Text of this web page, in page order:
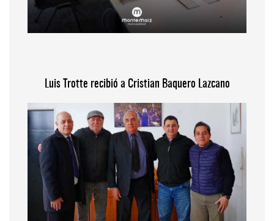
Luis Trotte recibió a Cristian Baquero Lazcano